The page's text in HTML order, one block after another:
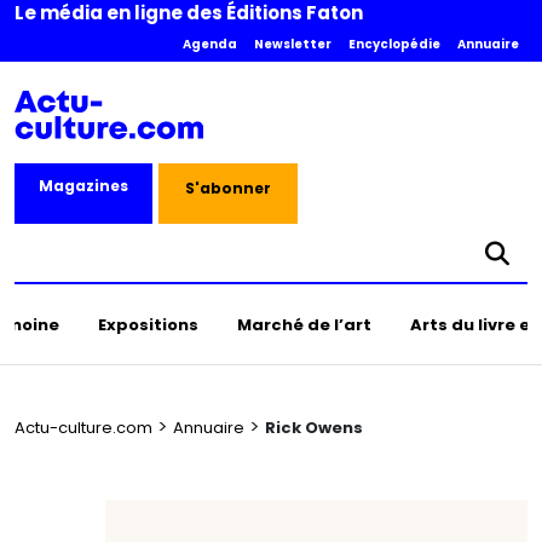
Le média en ligne des Éditions Faton
Agenda Newsletter Encyclopédie Annuaire
Magazines S'abonner
Expositions Marché de l’art Arts du livre
Actu-culture.com > Annuaire > Rick Owens